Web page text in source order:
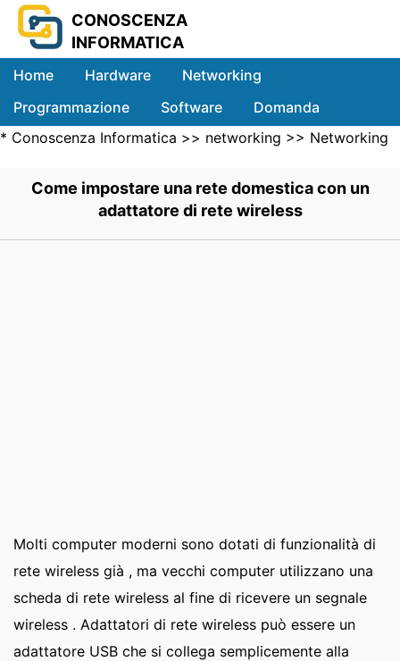
CONOSCENZA
INFORMATICA
Home Hardware
Networking
Programmazione
Software
Domanda
Sistemi
* Conoscenza Informatica >> networking >> Networking
Come impostare una rete domestica con un
adattatore di rete wireless
Molti computer moderni sono dotati di funzionalità di
rete wireless già , ma vecchi computer utilizzano una
scheda di rete wireless al fine di ricevere un segnale
wireless . Adattatori di rete wireless può essere un
adattatore USB che si collega semplicemente alla